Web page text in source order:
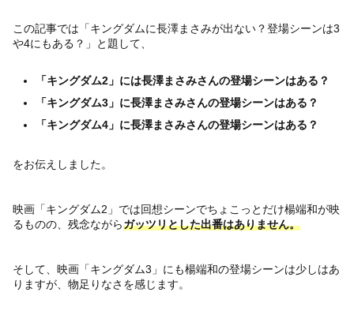
この記事では「キングダムに長澤まさみが出ない？登場シーンは3
や4にもある？」と題して、
「キングダム2」には長澤まさみさんの登場シーンはある？
「キングダム3」に長澤まさみさんの登場シーンはある？
「キングダム4」に長澤まさみさんの登場シーンはある？
をお伝えしました。
映画「キングダム2」では回想シーンでちょこっとだけ楊端和が映
るものの、残念ながらガッツリとした出番はありません。
そして、映画「キングダム3」にも楊端和の登場シーンは少しはあ
りますが、物足りなさを感じます。